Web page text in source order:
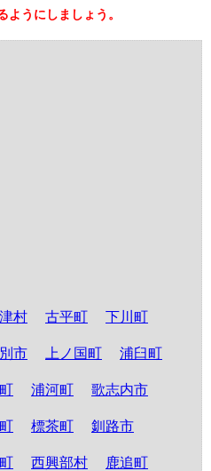
うにしましょう。
村 古平町 下川町
市 上ノ国町 浦臼町
浦河町 歌志内市
標茶町 釧路市
西興部村 鹿追町